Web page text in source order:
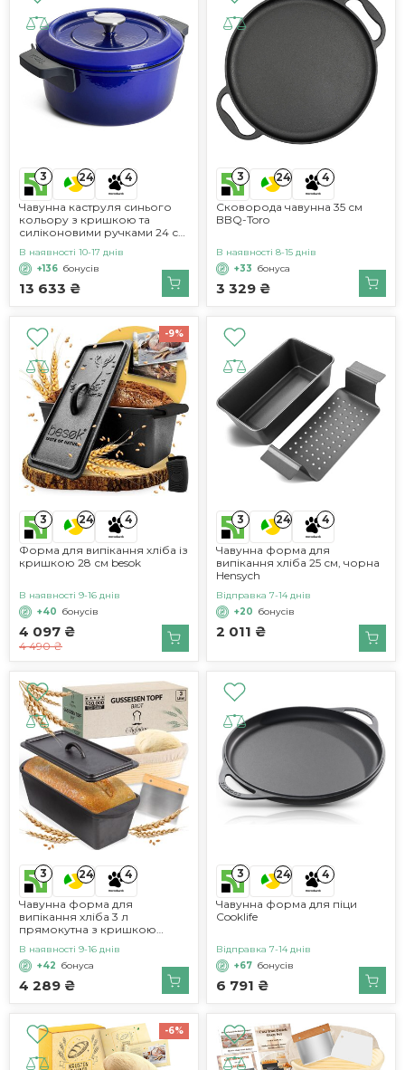
3 24 4
Чавунна каструля синього
кольору з кришкою та
силіконовими ручками 24 см
13 633 ₴
В наявності 10-17 днів
+136 бонусів
3 24 4
Сковорода чавунна 35 см
BBQ-Toro
3 329 ₴
В наявності 8-15 днів
+33 бонуса
3 24 4
Форма для випікання хліба із
кришкою 28 см besok
-9%
4 097 ₴
4 490 ₴
В наявності 9-16 днів
+40 бонусів
3 24 4
Чавунна форма для
випікання хліба 25 см, чорна
Hensych
2 011 ₴
Відправка 7-14 днів
+20 бонусів
3 24 4
Чавунна форма для
випікання хліба 3 л
прямокутна з кришкою
4 289 ₴
В наявності 9-16 днів
+42 бонуса
3 24 4
Чавунна форма для піци
Cooklife
6 791 ₴
Відправка 7-14 днів
+67 бонусів
-6%